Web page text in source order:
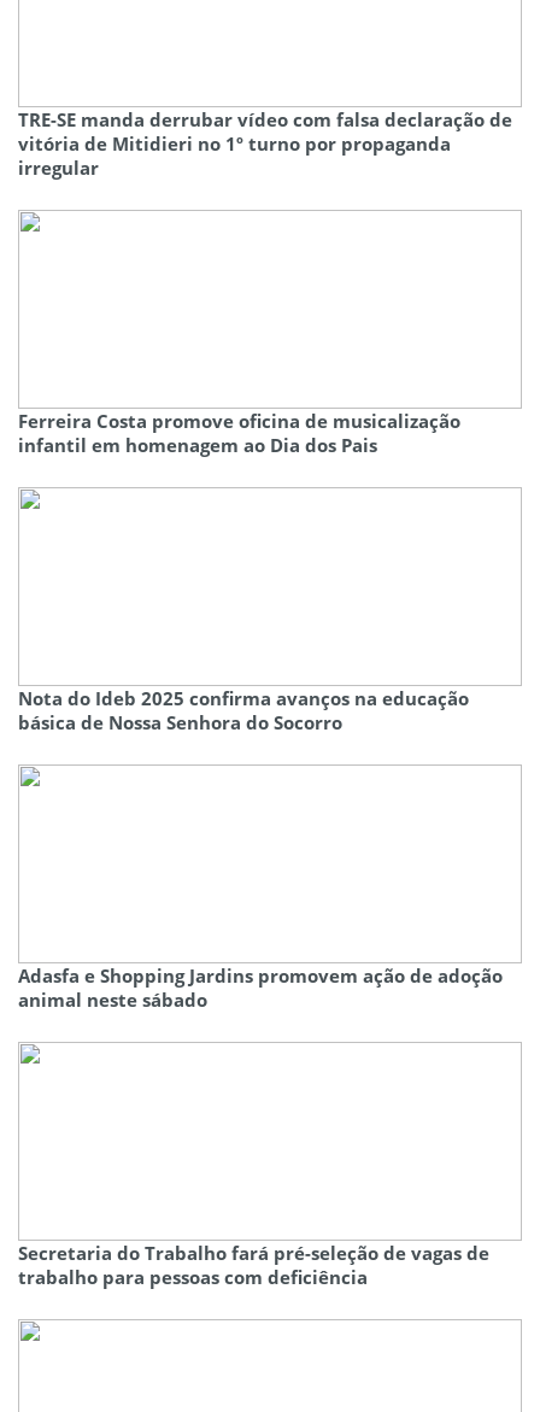
TRE-SE manda derrubar vídeo com falsa declaração de
vitória de Mitidieri no 1º turno por propaganda
irregular
Ferreira Costa promove oficina de musicalização
infantil em homenagem ao Dia dos Pais
Nota do Ideb 2025 confirma avanços na educação
básica de Nossa Senhora do Socorro
Adasfa e Shopping Jardins promovem ação de adoção
animal neste sábado
Secretaria do Trabalho fará pré-seleção de vagas de
trabalho para pessoas com deficiência